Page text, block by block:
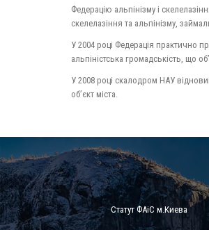
Федерацію альпінізму і
скелелазіння та альпінізму,
У 2004 році Федерація практично
альпіністська громадськість, що
У 2008 році скалодром НАУ
об’єкт міста.
Статут ФАіС м.Киева